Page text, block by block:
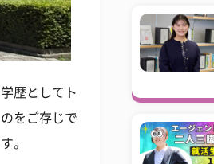
歴としてト
をご存じで
。